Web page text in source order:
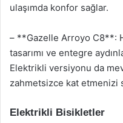
ulaşımda konfor sağlar.
– **Gazelle Arroyo C8**:
tasarımı ve entegre
Elektrikli versiyonu da
zahmetsizce kat etmenizi
Elektrikli Bisikletler